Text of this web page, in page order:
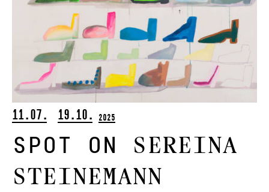
11.07. 19.10. 2025
spot on Sereina
Steinemann